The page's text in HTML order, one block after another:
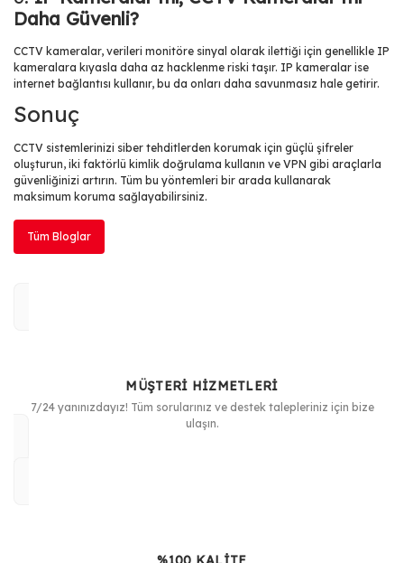
Daha Güvenli?
CCTV kameralar, verileri monitöre sinyal olarak ilettiği için genellikle IP
kameralara kıyasla daha az hacklenme riski taşır. IP kameralar ise
internet bağlantısı kullanır, bu da onları daha savunmasız hale getirir.
Sonuç
CCTV sistemlerinizi siber tehditlerden korumak için güçlü şifreler
oluşturun, iki faktörlü kimlik doğrulama kullanın ve VPN gibi araçlarla
güvenliğinizi artırın. Tüm bu yöntemleri bir arada kullanarak
maksimum koruma sağlayabilirsiniz.
Tüm Bloglar
MÜŞTERİ HİZMETLERİ
7/24 yanınızdayız! Tüm sorularınız ve destek talepleriniz için bize
ulaşın.